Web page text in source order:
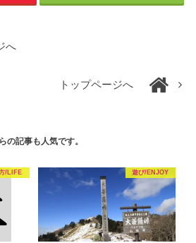
へ
トップページへ
の記事も人気です。
/LIFE 遊び/ENJOY